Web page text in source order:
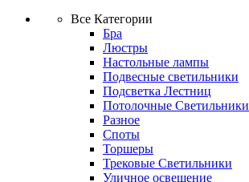
Все Категории
Бра
Люстры
Настольные лампы
Подвесные светильники
Подсветка Лестниц
Потолочные Светильники
Разное
Споты
Торшеры
Трековые Светильники
Уличное освещение